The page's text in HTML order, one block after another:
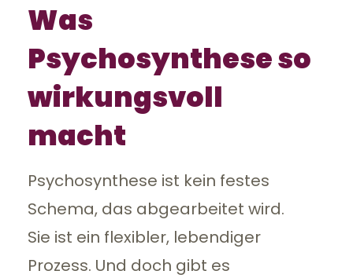
Was
Psychosynthese so
wirkungsvoll
macht
Psychosynthese ist kein festes
Schema, das abgearbeitet wird.
Sie ist ein flexibler, lebendiger
Prozess. Und doch gibt es